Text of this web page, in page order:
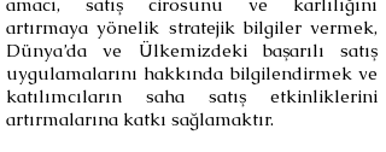
artırmaya yönelik stratejik bilgiler vermek,
Dünya’da ve Ülkemizdeki başarılı satış
uygulamalarını hakkında bilgilendirmek ve
katılımcıların saha satış etkinliklerini
artırmalarına katkı sağlamaktır.